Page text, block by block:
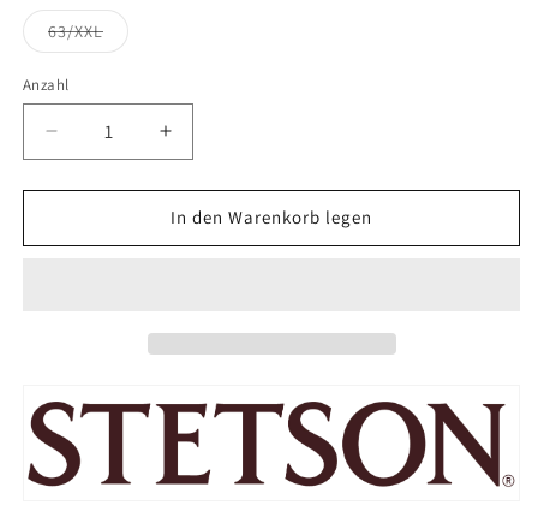
oder
nicht
verfügbar
63/XXLVariante
ausverkauft
Anzahl
Verringere
die
Menge
Stetson
-
Aus
100%
Viskose-
Erhöhe
die
Menge
für
Stetson
-
Aus
100%
In den Warenkorb legen